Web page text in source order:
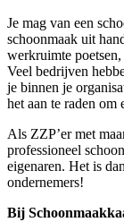
Je mag van een
schoonmaak uit
werkruimte
Veel bedrijven
je binnen je
het aan te raden om
Als ZZP’er met
professioneel
eigenaren. Het is
ondernemers!
Bij